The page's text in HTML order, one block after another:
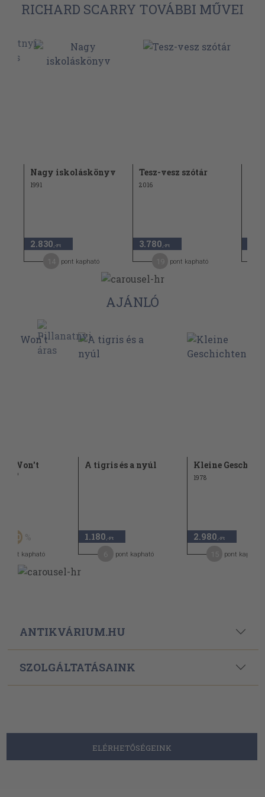
RICHARD SCARRY TOVÁBBI MŰVEI
Nagy iskoláskönyv
1991
2.830 ,-Ft
pont kapható
Tesz-vesz szótár
2016
3.780 ,-Ft
pont kapható
AJÁNLÓ
Won't
50
pont kapható
A tigris és a nyúl
1.180 ,-Ft
pont kapható
Kleine
1978
2.980 ,-Ft
pont kapható
ANTIKVÁRIUM.HU
SZOLGÁLTATÁSAINK
ELÉRHETŐSÉGEINK